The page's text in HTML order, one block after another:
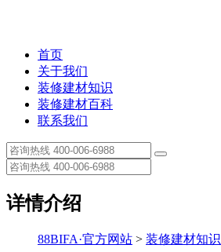
首页
关于我们
装修建材知识
装修建材百科
联系我们
详情介绍
88BIFA·官方网站 > 装修建材知识